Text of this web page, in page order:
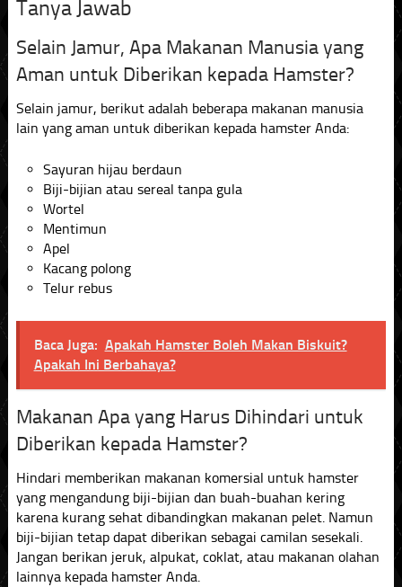
Tanya Jawab
Selain Jamur, Apa Makanan Manusia yang
Aman untuk Diberikan kepada Hamster?
Selain jamur, berikut adalah beberapa makanan manusia
lain yang aman untuk diberikan kepada hamster Anda:
Sayuran hijau berdaun
Biji-bijian atau sereal tanpa gula
Wortel
Mentimun
Apel
Kacang polong
Telur rebus
Baca Juga: Apakah Hamster Boleh Makan Biskuit?
Apakah Ini Berbahaya?
Makanan Apa yang Harus Dihindari untuk
Diberikan kepada Hamster?
Hindari memberikan makanan komersial untuk hamster
yang mengandung biji-bijian dan buah-buahan kering
karena kurang sehat dibandingkan makanan pelet. Namun
biji-bijian tetap dapat diberikan sebagai camilan sesekali.
Jangan berikan jeruk, alpukat, coklat, atau makanan olahan
lainnya kepada hamster Anda.